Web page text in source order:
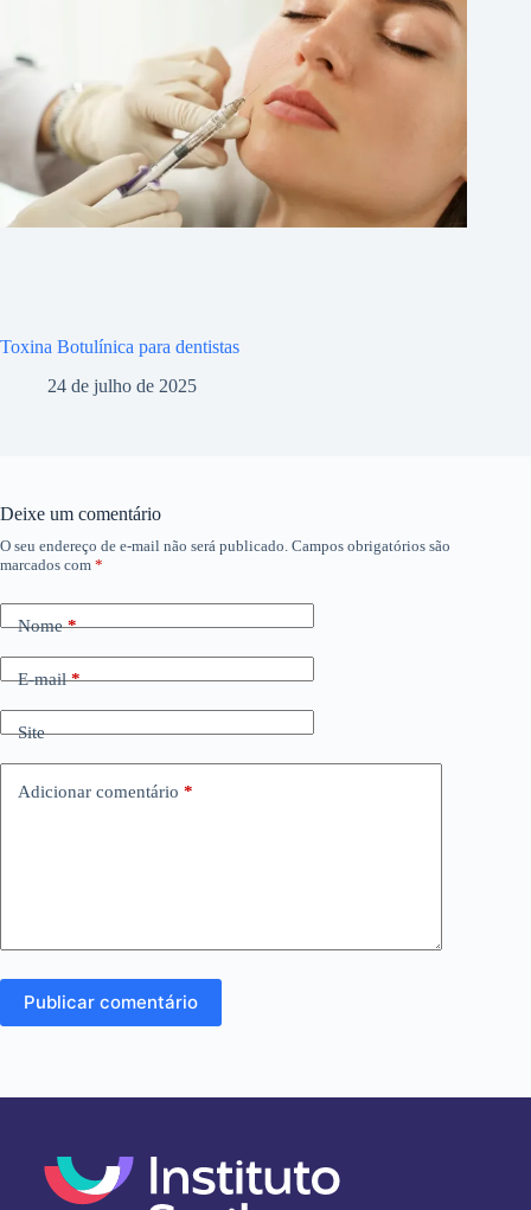
Toxina Botulínica para dentistas
24 de julho de 2025
Deixe um comentário
O seu endereço de e-mail não será publicado. Campos obrigatórios são
marcados com *
Nome*
E-mail*
Site
Adicionar comentário *
Publicar comentário